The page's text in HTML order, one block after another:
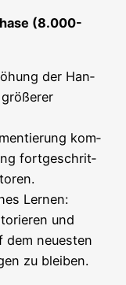
(8.000-
der Han­
kom­
fort­ge­schrit­
Ler­nen:
und
dem neu­es­ten
zu bleiben.